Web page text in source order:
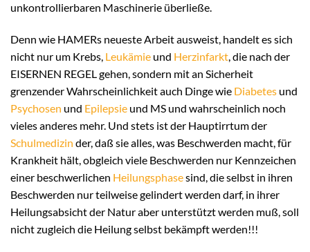
unkontrollierbaren Maschinerie überließe.
Denn wie HAMERs neueste Arbeit ausweist, handelt es sich
nicht nur um Krebs, Leukämie und Herzinfarkt, die nach der
EISERNEN REGEL gehen, sondern mit an Sicherheit
grenzender Wahrscheinlichkeit auch Dinge wie Diabetes und
Psychosen und Epilepsie und MS und wahrscheinlich noch
vieles anderes mehr. Und stets ist der Hauptirrtum der
Schulmedizin der, daß sie alles, was Beschwerden macht, für
Krankheit hält, obgleich viele Beschwerden nur Kennzeichen
einer beschwerlichen Heilungsphasesind, die selbst in ihren
Beschwerden nur teilweise gelindert werden darf, in ihrer
Heilungsabsicht der Natur aber unterstützt werden muß, soll
nicht zugleich die Heilung selbst bekämpft werden!!!